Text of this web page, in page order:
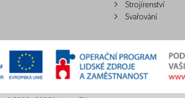
Strojírenství
Svařování